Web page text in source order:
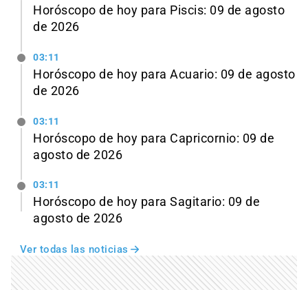
Horóscopo de hoy para Piscis: 09 de agosto
de 2026
03:11
Horóscopo de hoy para Acuario: 09 de agosto
de 2026
03:11
Horóscopo de hoy para Capricornio: 09 de
agosto de 2026
03:11
Horóscopo de hoy para Sagitario: 09 de
agosto de 2026
Ver todas las noticias